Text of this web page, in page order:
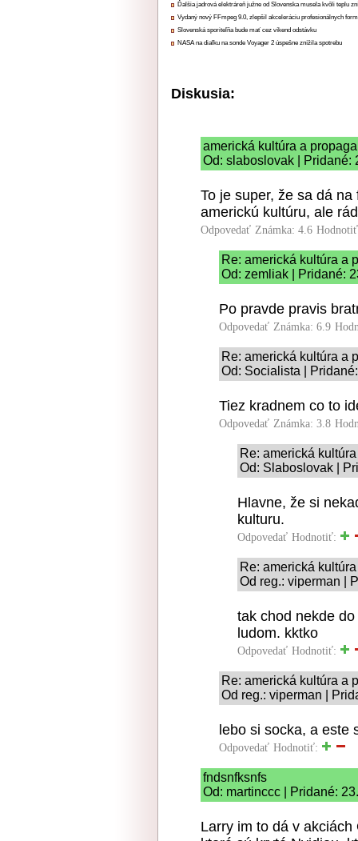
Ďalšia jadrová elektráreň južne od Slovenska musela kvôli teplu
Vydaný nový FFmpeg 9.0, zlepšil akceleráciu profesionálnych
Slovenská sporiteľňa bude mať cez víkend odstávku
NASA na diaľku na sonde Voyager 2 úspešne znížila spotrebu
Diskusia:
americká kultúra a
Od: slaboslovak | Pridané:
To je super, že sa dá
americkú kultúru, ale
Odpovedať Známka: 4.6
Re: americká kultúra a
Od: zemliak | Pridané:
Po pravde pravis
Odpovedať Známka: 6.9
Re: americká kultúra a
Od: Socialista |
Tiez kradnem co to
Odpovedať Známka: 3.8
Re: americká
Od: Slaboslovak |
Hlavne, že si
kulturu.
Odpovedať Hodnotiť:
Re: americká
Od reg.: viperman |
tak chod nekde
ludom. kktko
Odpovedať Hodnotiť:
Re: americká kultúra a
Od reg.: viperman |
lebo si socka, a este
Odpovedať Hodnotiť:
fndsnfksnfs
Od: martinccc | Pridané:
Larry im to dá v